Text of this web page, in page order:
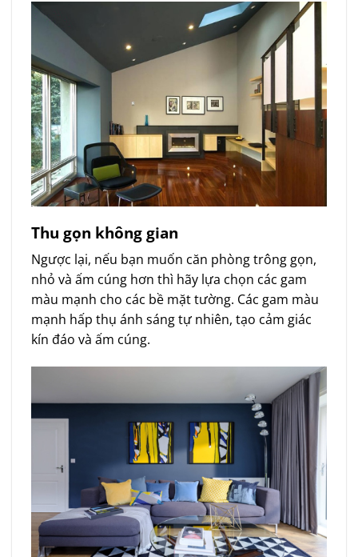
Thu gọn không gian
Ngược lại, nếu bạn muốn căn phòng trông gọn,
nhỏ và ấm cúng hơn thì hãy lựa chọn các gam
màu mạnh cho các bề mặt tường. Các gam màu
mạnh hấp thụ ánh sáng tự nhiên, tạo cảm giác
kín đáo và ấm cúng.